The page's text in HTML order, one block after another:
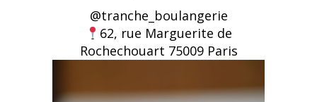
@tranche_boulangerie
62, rue Marguerite de
Rochechouart 75009 Paris